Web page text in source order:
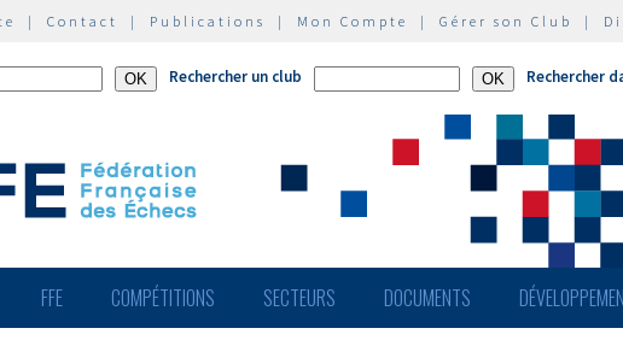
| Contact | Publications | Mon Compte | Gérer son Club |
Rechercher un club Rechercher
FFE COMPÉTITIONS SECTEURS DOCUMENTS